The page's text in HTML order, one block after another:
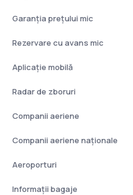
Garanția prețului mic
Rezervare cu avans mic
Aplicație mobilă
Radar de zboruri
Companii aeriene
Companii aeriene naţionale
Aeroporturi
Informații bagaje